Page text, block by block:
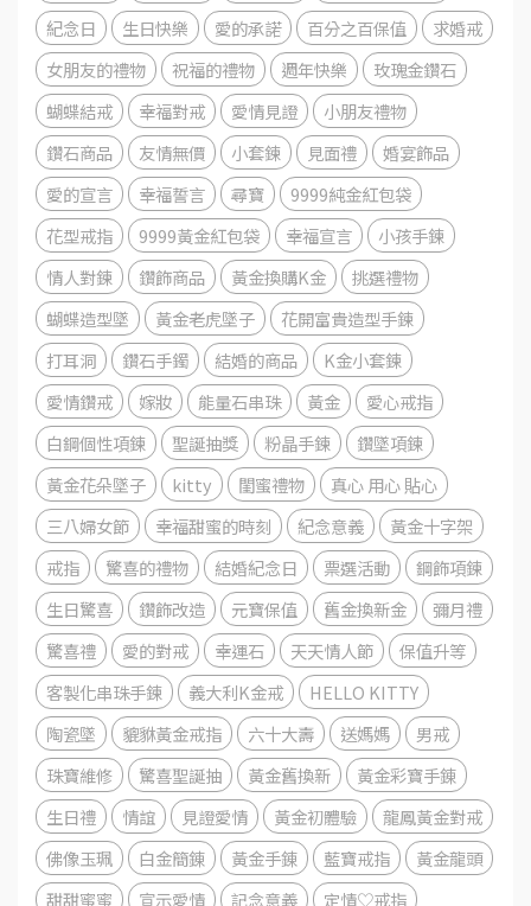
紀念日
生日快樂 愛的承諾 百分之百保值
求婚戒
女朋友的禮物
祝福的禮物 週年快樂
玫瑰金鑽石
蝴蝶結戒
幸福對戒 愛情見證
小朋友禮物
鑽石商品
友情無價 小套鍊 見面禮
婚宴飾品
愛的宣言
幸福誓言 尋寶
9999純金紅包袋
花型戒指
9999黃金紅包袋 幸福宣言
小孩手鍊
情人對鍊
鑽飾商品 黃金換購K金
挑選禮物
蝴蝶造型墜
黃金老虎墜子
花開富貴造型手鍊
打耳洞
鑽石手鐲 結婚的商品
K金小套鍊
愛情鑽戒
嫁妝 能量石串珠 黃金
愛心戒指
白鋼個性項鍊
聖誕抽獎 粉晶手鍊
鑽墜項鍊
黃金花朵墜子
kitty 閨蜜禮物
真心 用心 貼心
三八婦女節
幸福甜蜜的時刻 紀念意義
黃金十字架
戒指
驚喜的禮物 結婚紀念日 票選活動
鋼飾項鍊
生日驚喜
鑽飾改造 元寶保值 舊金換新金
彌月禮
驚喜禮
愛的對戒 幸運石 天天情人節
保值升等
客製化串珠手鍊
義大利K金戒
HELLO KITTY
陶瓷墜
貔貅黃金戒指 六十大壽 送媽媽
男戒
珠寶維修
驚喜聖誕抽 黃金舊換新
黃金彩寶手錬
生日禮
情誼 見證愛情 黃金初體驗
龍鳳黃金對戒
佛像玉珮
白金簡錬 黃金手錬 藍寶戒指
黃金龍頭
甜甜蜜蜜
宣示愛情 記念意義
定情♡戒指